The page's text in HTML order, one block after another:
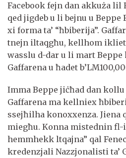
Facebook fejn dan akkuża lil
qed jigdeb u li bejnu u Beppe
xi forma ta’ “ħbiberija”.
tnejn iltaqgħu, kellhom
wasslu d-dar u li mart Beppe
Gaffarena u ħadet
Imma Beppe jiċħad dan kollu
Gaffarena ma kellniex
ssejħilha konoxxenza. Jiena
miegħu. Konna mistednin
hemmhekk ltqajna” qal
kredenzjali Nazzjonalisti ta’